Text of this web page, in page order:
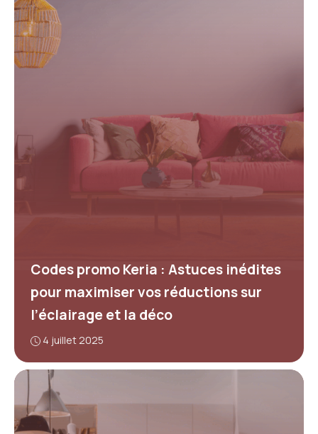
Codes promo Keria : Astuces inédites
pour maximiser vos réductions sur
l’éclairage et la déco
4 juillet 2025